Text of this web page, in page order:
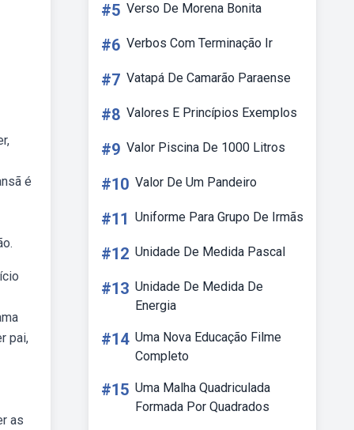
é
pai,
as
#5 Verso De Morena Bonita
#6 Verbos Com Terminação Ir
#7 Vatapá De Camarão Paraense
#8 Valores E Princípios Exemplos
#9 Valor Piscina De 1000 Litros
#10 Valor De Um Pandeiro
#11 Uniforme Para Grupo De Irmãs
#12 Unidade De Medida Pascal
#13 Unidade De Medida De
Energia
#14 Uma Nova Educação Filme
Completo
#15 Uma Malha Quadriculada
Formada Por Quadrados